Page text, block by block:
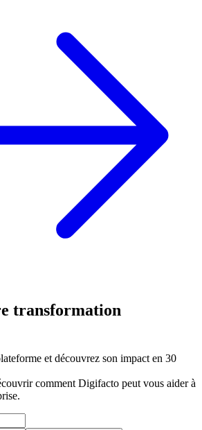
transformation
et découvrez son impact en 30
comment Digifacto peut vous aider à